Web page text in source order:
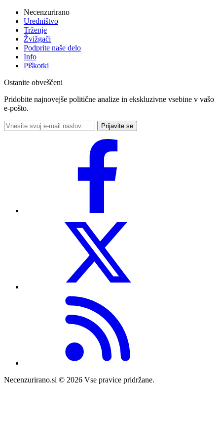
Necenzurirano
Uredništvo
Trženje
Žvižgači
Podprite naše delo
Info
Piškotki
Ostanite obveščeni
Pridobite najnovejše politične analize in ekskluzivne vsebine v vašo
e-pošto.
Prijavite se
Necenzurirano.si © 2026 Vse pravice pridržane.